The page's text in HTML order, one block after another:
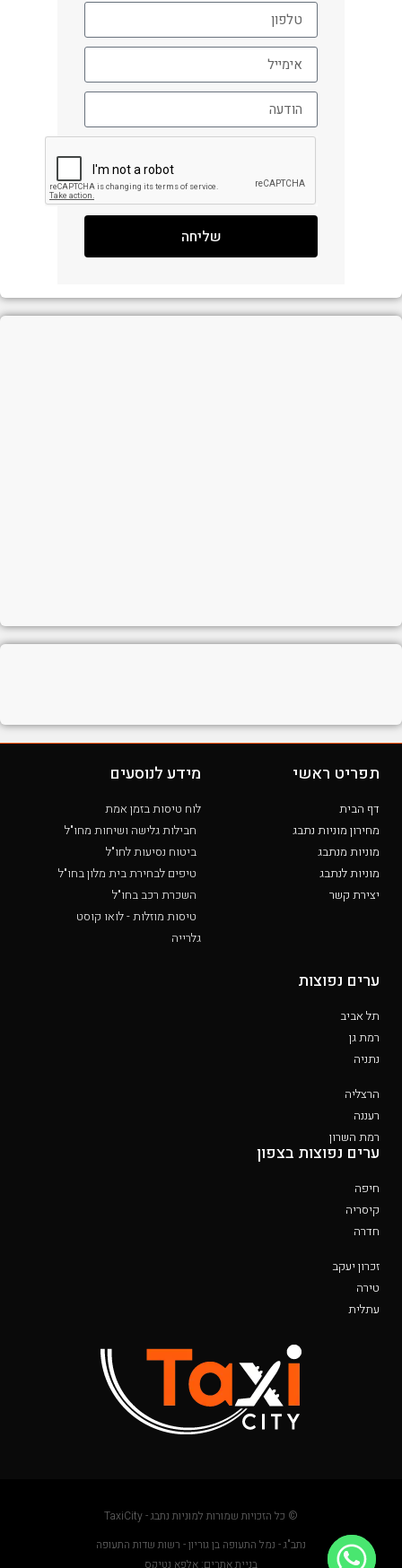
שליחה
תפריט ראשי
דף הבית
מחירון מוניות נתבג
מוניות מנתבג
מוניות לנתבג
יצירת קשר
מידע לנוסעים
לוח טיסות בזמן אמת
חבילות גלישה ושיחות מחו"ל
ביטוח נסיעות לחו"ל
טיפים לבחירת בית מלון בחו"ל
השכרת רכב בחו"ל
טיסות מוזלות - לואו קוסט
גלרייה
ערים נפוצות
תל אביב
רמת גן
נתניה
הרצליה
רעננה
רמת השרון
ערים נפוצות בצפון
חיפה
קיסריה
חדרה
זכרון יעקב
טירה
עתלית
© כל הזכויות שמורות למוניות נתבג - TaxiCity
נתב"ג - נמל התעופה בן גוריון - רשות שדות התעופה
בניית אתרים: אלפא נטיקס